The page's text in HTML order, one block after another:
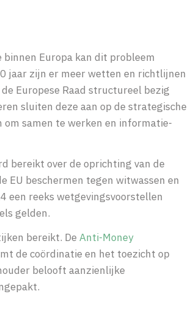
Europa kan dit probleem
jaar zijn er meer wetten en richtlijnen
Europese Raad structureel bezig
sluiten deze aan op de strategische
om samen te werken en informatie-
bereikt over de oprichting van de
EU beschermen tegen witwassen en
een reeks wetgevingsvoorstellen
gelden.
bereikt. De Anti-Money
de coördinatie en het toezicht op
belooft aanzienlijke